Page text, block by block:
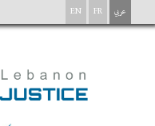
EN FR عربي